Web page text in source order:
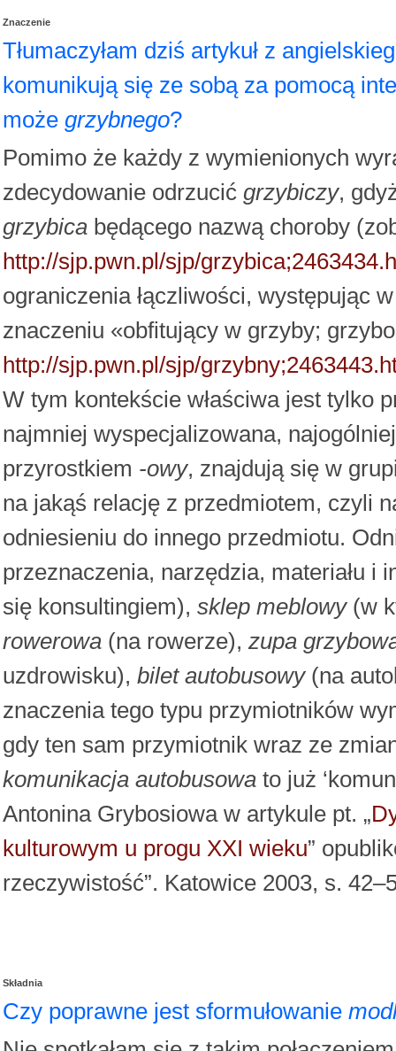
Znaczenie
Tłumaczyłam dziś artykuł z
komunikują się ze sobą za pomocą
może grzybnego?
Pomimo że każdy z wymienionych
zdecydowanie odrzucić grzybiczy,
grzybica będącego nazwą choroby
http://sjp.pwn.pl/sjp/
ograniczenia łączliwości, występując
znaczeniu «obfitujący w grzyby;
http://sjp.pwn.pl/sjp/
W tym kontekście właściwa jest tylko
najmniej wyspecjalizowana,
przyrostkiem -owy, znajdują się w
na jakąś relację z przedmiotem, czyli
odniesieniu do innego przedmiotu.
przeznaczenia, narzędzia, materiału i
się konsultingiem), sklep meblowy(w
rowerowa (na rowerze), zupa
uzdrowisku), bilet autobusowy(na
znaczenia tego typu przymiotników
gdy ten sam przymiotnik wraz ze
komunikacja autobusowa to już
Antonina Grybosiowa w artykule pt. „
kulturowym u progu XXI wieku”
rzeczywistość”. Katowice 2003, s.
Składnia
Czy poprawne jest sformułowanie